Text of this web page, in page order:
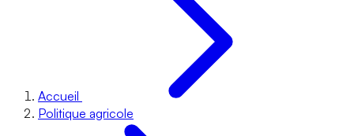
Accueil
Politique agricole